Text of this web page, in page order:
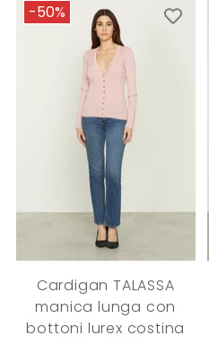
-50%
Cardigan TALASSA
manica lunga con
bottoni lurex costina